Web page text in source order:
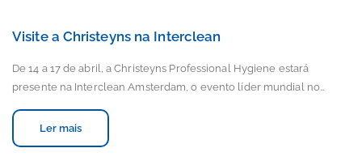
Visite a Christeyns na Interclean
De 14 a 17 de abril, a Christeyns Professional Hygiene estará
presente na Interclean Amsterdam, o evento líder mundial no…
Ler mais